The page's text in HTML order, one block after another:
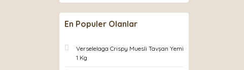
En Populer Olanlar
Verselelaga Crispy Muesli Tavşan Yemi
1 Kg